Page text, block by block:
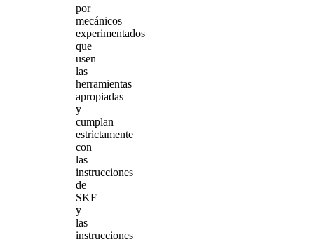
por
mecánicos
experimentados
que
usen
las
herramientas
apropiadas
y
cumplan
estrictamente
con
las
instrucciones
de
SKF
y
las
instrucciones